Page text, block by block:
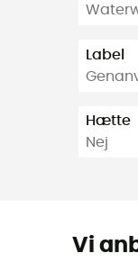
Label
Hætte
Nej
Vi